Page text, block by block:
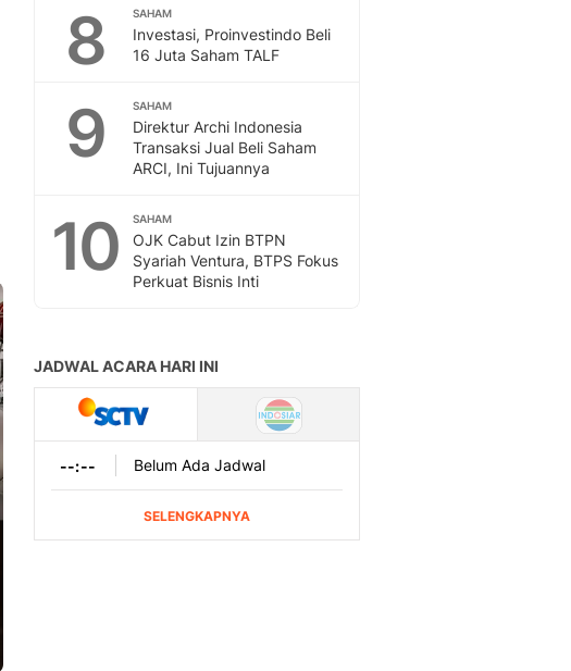
8 SAHAM
Investasi, Proinvestindo Beli
16 Juta Saham TALF
9 SAHAM
Direktur Archi Indonesia
Transaksi Jual Beli Saham
ARCI, Ini Tujuannya
10 SAHAM
OJK Cabut Izin BTPN
Syariah Ventura, BTPS Fokus
Perkuat Bisnis Inti